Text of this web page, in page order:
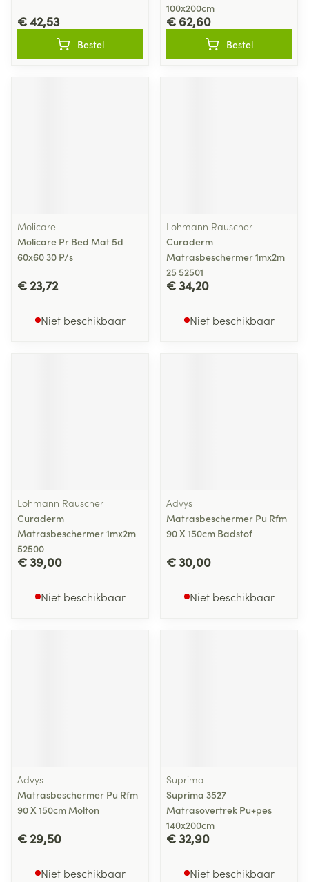
€ 42,53
Bestel
100x200cm
€ 62,60
Bestel
Molicare
Molicare Pr Bed Mat 5d
60x60 30 P/s
€ 23,72
Niet beschikbaar
Lohmann Rauscher
Curaderm
Matrasbeschermer 1mx2m
25 52501
€ 34,20
Niet beschikbaar
Lohmann Rauscher
Curaderm
Matrasbeschermer 1mx2m
52500
€ 39,00
Niet beschikbaar
Advys
Matrasbeschermer Pu Rfm
90 X 150cm Badstof
€ 30,00
Niet beschikbaar
Advys
Matrasbeschermer Pu Rfm
90 X 150cm Molton
€ 29,50
Niet beschikbaar
Suprima
Suprima 3527
Matrasovertrek Pu+pes
140x200cm
€ 32,90
Niet beschikbaar